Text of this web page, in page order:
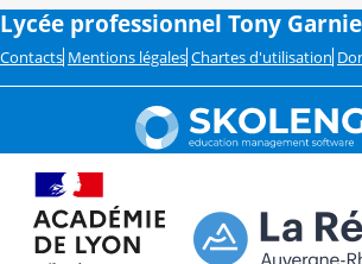
Lycée professionnel Tony
Contacts Mentions légales Chartes d'utilisation